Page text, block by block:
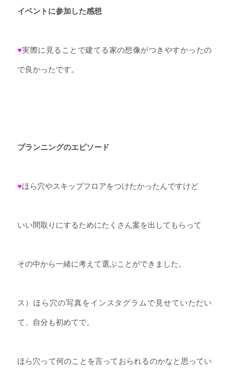
イベントに参加した感想
♥実際に見ることで建てる家の想像がつきやすかったの
で良かったです。
プランニングのエピソード
♥ほら穴やスキップフロアをつけたかったんですけど
いい間取りにするためにたくさん案を出してもらって
その中から一緒に考えて選ぶことができました。
ス）ほら穴の写真をインスタグラムで見せていただい
て、自分も初めてで。
ほら穴って何のことを言っておられるのかなと思ってい